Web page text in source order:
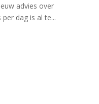
advies over
dag is al te...